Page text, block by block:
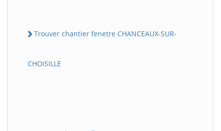
Trouver chantier fenetre CHANCEAUX-SUR-
CHOISILLE